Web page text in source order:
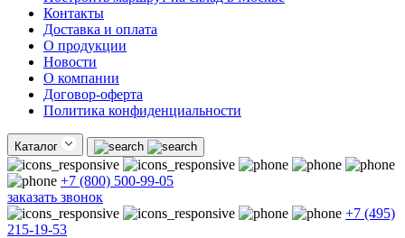
Контакты
Доставка и оплата
О продукции
Новости
О компании
Договор-оферта
Политика конфиденциальности
Каталог
+7 (800) 500-99-05
заказать звонок
+7 (495)
215-19-53